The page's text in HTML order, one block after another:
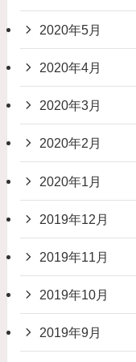
2020年5月
2020年4月
2020年3月
2020年2月
2020年1月
2019年12月
2019年11月
2019年10月
2019年9月